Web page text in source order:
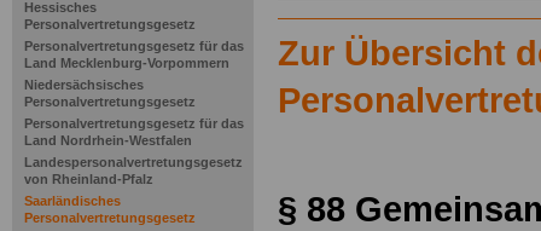
Hessisches
Personalvertretungsgesetz
Personalvertretungsgesetz für das
Land Mecklenburg-Vorpommern
Niedersächsisches
Personalvertretungsgesetz
Personalvertretungsgesetz für das
Land Nordrhein-Westfalen
Landespersonalvertretungsgesetz
von Rheinland-Pfalz
Saarländisches
Personalvertretungsgesetz
Zur Übersicht
§ 88